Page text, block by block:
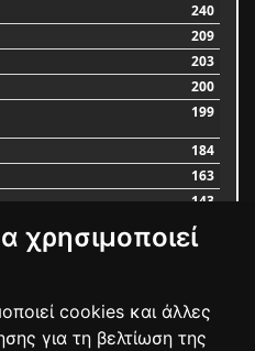
χρησιμοποιεί
cookies και άλλες
για τη βελτίωση της
240
209
203
200
199
184
163
143
106